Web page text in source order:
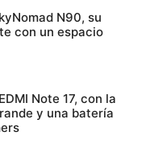
N90, su
con un espacio
Note 17, con la
y una batería